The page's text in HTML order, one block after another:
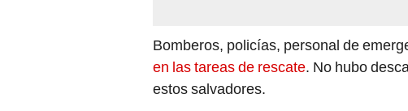
Bomberos, policías, personal de
en las tareas de rescate. No hubo
estos salvadores.